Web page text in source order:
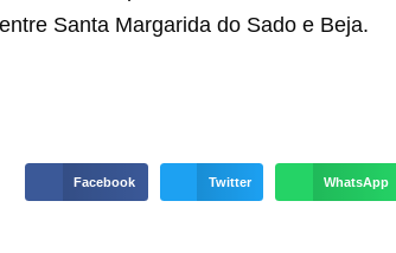
Santa Margarida do Sado e Beja.
Facebook Twitter WhatsApp